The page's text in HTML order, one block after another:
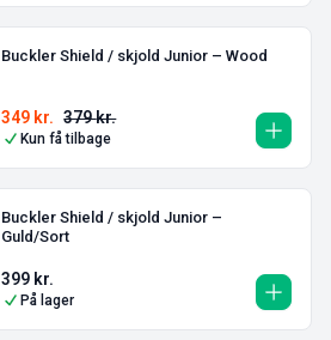
Buckler Shield / skjold Junior – Wood
379kr.
349 kr.
Kun få tilbage
Buckler Shield / skjold Junior –
Guld/Sort
399 kr.
På lager